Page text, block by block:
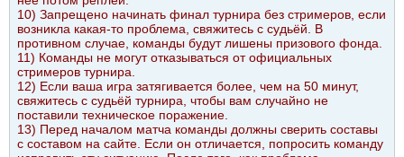
10) Запрещено начинать финал турнира без стримеров, если
возникла какая-то проблема, свяжитесь с судьёй. В
противном случае, команды будут лишены призового фонда.
11) Команды не могут отказываться от официальных
стримеров турнира.
12) Если ваша игра затягивается более, чем на 50 минут,
свяжитесь с судьёй турнира, чтобы вам случайно не
поставили техническое поражение.
13) Перед началом матча команды должны сверить составы
с составом на сайте. Если он отличается, попросить команду